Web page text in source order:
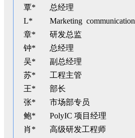
覃*
总经理
L*
Marketing communication
章*
研发总监
钟*
总经理
吴*
副总经理
苏*
工程主管
王*
部长
张*
市场部专员
鲍*
PolyIC 项目经理
肖*
高级研发工程师